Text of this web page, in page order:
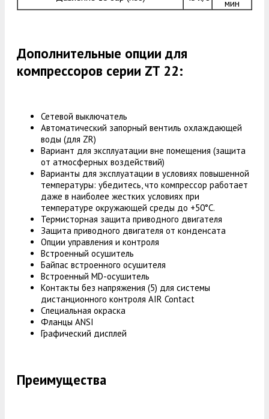
мин
Дополнительные опции для
компрессоров серии ZT 22:
Сетевой выключатель
Автоматический запорный вентиль охлаждающей
воды (для ZR)
Вариант для эксплуатации вне помещения (защита
от атмосферных воздействий)
Варианты для эксплуатации в условиях повышенной
температуры: убедитесь, что компрессор работает
даже в наиболее жестких условиях при
температуре окружающей среды до +50°C.
Термисторная защита приводного двигателя
Защита приводного двигателя от конденсата
Опции управления и контроля
Встроенный осушитель
Байпас встроенного осушителя
Встроенный MD-осушитель
Контакты без напряжения (5) для системы
дистанционного контроля AIR Contact
Специальная окраска
Фланцы ANSI
Графический дисплей
Преимущества